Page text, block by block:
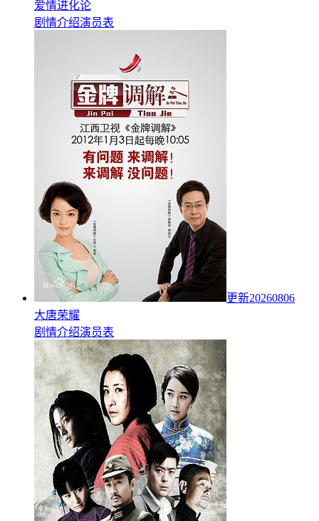
爱情进化论
剧情介绍演员表
更新20260806
大唐荣耀
剧情介绍演员表